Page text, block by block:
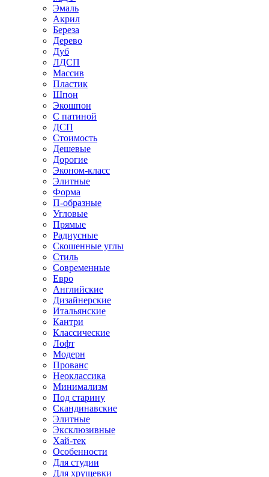
Эмаль
Акрил
Береза
Дерево
Дуб
ЛДСП
Массив
Пластик
Шпон
Экошпон
С патиной
ДСП
Стоимость
Дешевые
Дорогие
Эконом-класс
Элитные
Форма
П-образные
Угловые
Прямые
Радиусные
Скошенные углы
Стиль
Современные
Евро
Английские
Дизайнерские
Итальянские
Кантри
Классические
Лофт
Модерн
Прованс
Неоклассика
Минимализм
Под старину
Скандинавские
Элитные
Эксклюзивные
Хай-тек
Особенности
Для студии
Для хрущевки